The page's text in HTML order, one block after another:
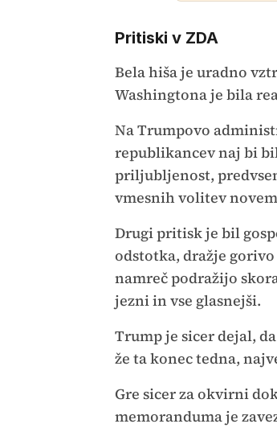
Pritiski v ZDA
Bela hiša je uradno
Washingtona je bila
Na Trumpovo
republikancev naj bi
priljubljenost,
vmesnih volitev
Drugi pritisk je bil
odstotka, dražje
namreč podražijo
jezni in vse glasnejši.
Trump je sicer dejal,
že ta konec tedna,
Gre sicer za okvirni
memoranduma je